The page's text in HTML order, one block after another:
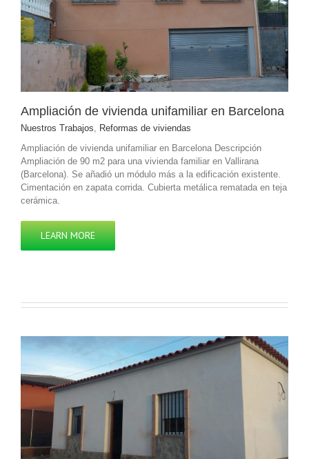
Ampliación de vivienda unifamiliar en Barcelona
Nuestros Trabajos, Reformas de viviendas
Ampliación de vivienda unifamiliar en Barcelona Descripción
Ampliación de 90 m2 para una vivienda familiar en Vallirana
(Barcelona). Se añadió un módulo más a la edificación existente.
Cimentación en zapata corrida. Cubierta metálica rematada en teja
cerámica.
LEARN MORE